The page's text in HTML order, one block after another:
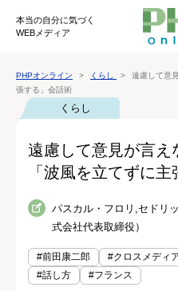
本当の自分に気づく
WEBメディア
PHPオンライン くらし
遠慮して意
張する」会話術
くらし
遠慮して意見が言え
「波風を立てずに
パスカル・フロリ,セドリ
式会社代表取締役）
#前田康二郎 #クロスメディ
#話し方
#フランス